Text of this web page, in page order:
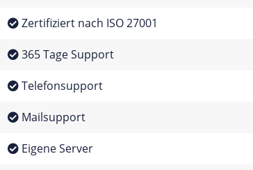
Zertifiziert nach ISO 27001
365 Tage Support
Telefonsupport
Mailsupport
Eigene Server